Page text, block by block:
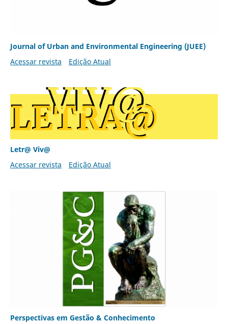
Journal of Urban and Environmental Engineering (JUEE)
Acessar revista
Edição Atual
Letr@ Viv@
Acessar revista
Edição Atual
Perspectivas em Gestão & Conhecimento